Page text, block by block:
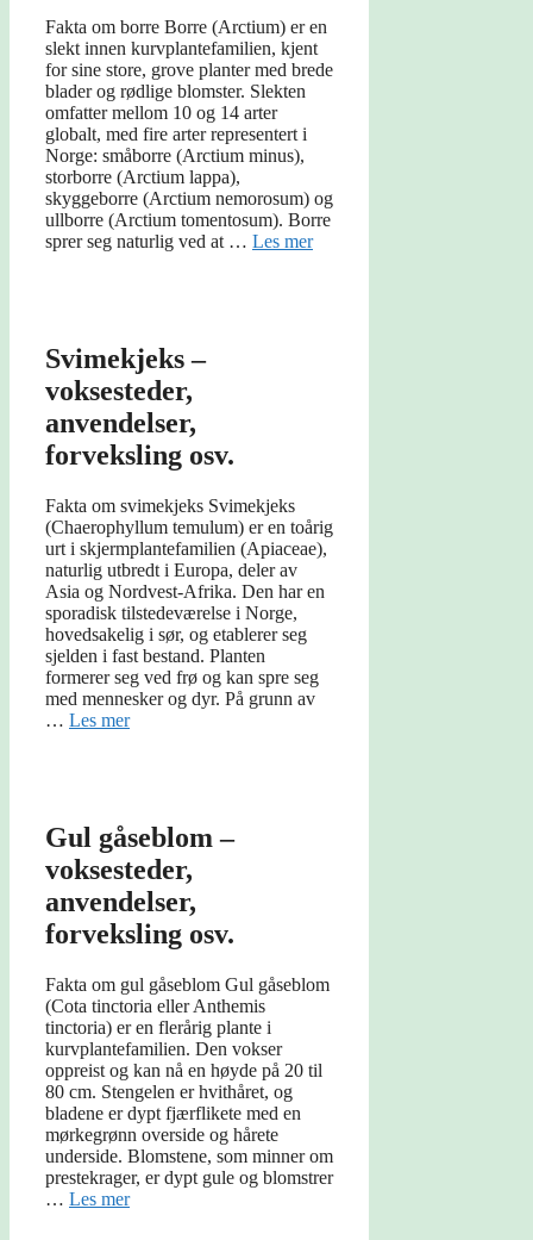
Fakta om borre Borre (Arctium) er en
slekt innen kurvplantefamilien, kjent
for sine store, grove planter med brede
blader og rødlige blomster. Slekten
omfatter mellom 10 og 14 arter
globalt, med fire arter representert i
Norge: småborre (Arctium minus),
storborre (Arctium lappa),
skyggeborre (Arctium nemorosum) og
ullborre (Arctium tomentosum). Borre
sprer seg naturlig ved at … Les mer
Svimekjeks –
voksesteder,
anvendelser,
forveksling osv.
Fakta om svimekjeks Svimekjeks
(Chaerophyllum temulum) er en toårig
urt i skjermplantefamilien (Apiaceae),
naturlig utbredt i Europa, deler av
Asia og Nordvest-Afrika. Den har en
sporadisk tilstedeværelse i Norge,
hovedsakelig i sør, og etablerer seg
sjelden i fast bestand. Planten
formerer seg ved frø og kan spre seg
med mennesker og dyr. På grunn av
… Les mer
Gul gåseblom –
voksesteder,
anvendelser,
forveksling osv.
Fakta om gul gåseblom Gul gåseblom
(Cota tinctoria eller Anthemis
tinctoria) er en flerårig plante i
kurvplantefamilien. Den vokser
oppreist og kan nå en høyde på 20 til
80 cm. Stengelen er hvithåret, og
bladene er dypt fjærflikete med en
mørkegrønn overside og hårete
underside. Blomstene, som minner om
prestekrager, er dypt gule og blomstrer
… Les mer